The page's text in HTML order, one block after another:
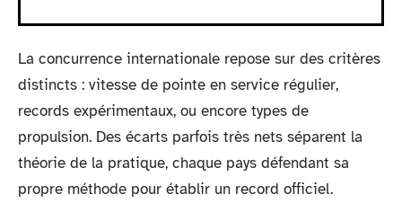
La concurrence internationale repose sur des critères
distincts : vitesse de pointe en service régulier,
records expérimentaux, ou encore types de
propulsion. Des écarts parfois très nets séparent la
théorie de la pratique, chaque pays défendant sa
propre méthode pour établir un record officiel.